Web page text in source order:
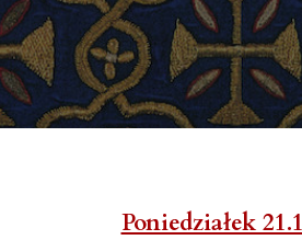
Poniedziałek